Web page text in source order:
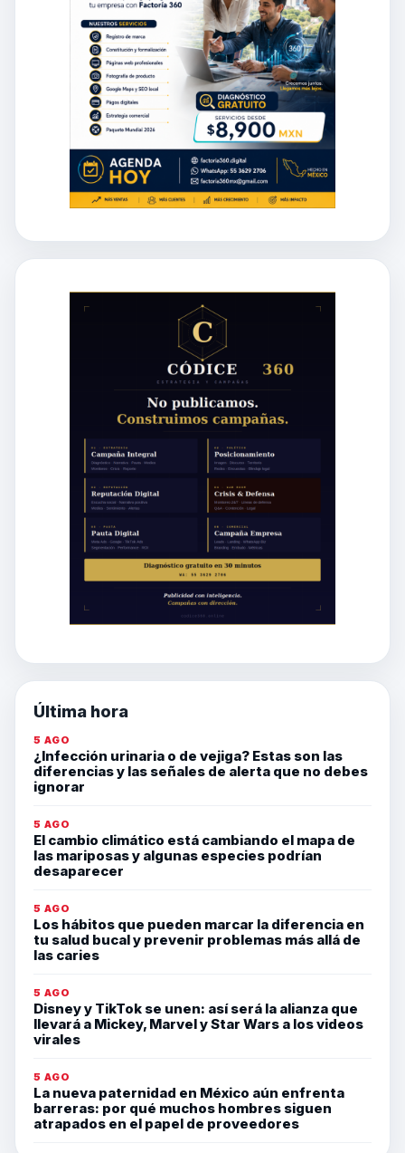
Última hora
5 AGO
¿Infección urinaria o de vejiga? Estas son las
diferencias y las señales de alerta que no debes
ignorar
5 AGO
El cambio climático está cambiando el mapa de
las mariposas y algunas especies podrían
desaparecer
5 AGO
Los hábitos que pueden marcar la diferencia en
tu salud bucal y prevenir problemas más allá de
las caries
5 AGO
Disney y TikTok se unen: así será la alianza que
llevará a Mickey, Marvel y Star Wars a los videos
virales
5 AGO
La nueva paternidad en México aún enfrenta
barreras: por qué muchos hombres siguen
atrapados en el papel de proveedores